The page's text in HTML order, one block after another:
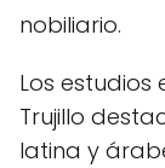
nobiliario.
Los estudios
Trujillo
latina y